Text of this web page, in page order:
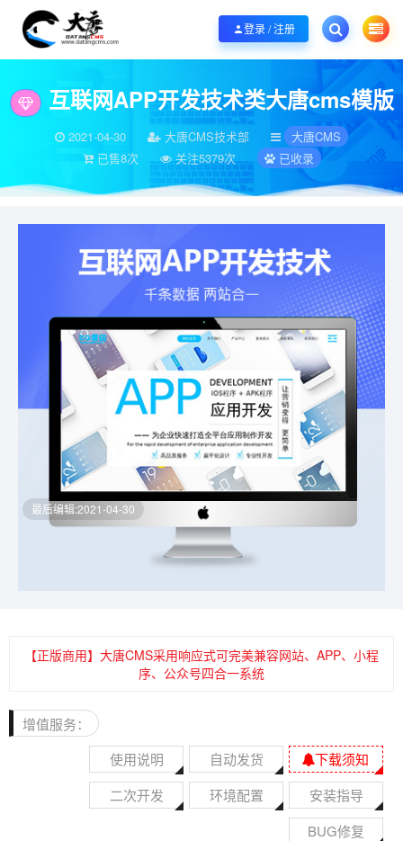
欢迎您光临大唐CMS网，本站秉承服务宗旨 履行“站长”责任，销售只是起点 服
登录 / 注册
当前位置：大唐CMS模板 互联网APP开发技术类大唐cms模版_大唐CMS
互联网APP开发技术类大唐cms模版
2021-04-30 大唐CMS技术部
大唐CMS
已售8次
关注5379次 已收录
最后编辑:2021-04-30
【正版商用】大唐CMS采用响应式可完美兼容网站、APP、小程
序、公众号四合一系统
下载须知
增值服务：
自动发货
使用说明
安装指导
环境配置
二次开发
BUG修复